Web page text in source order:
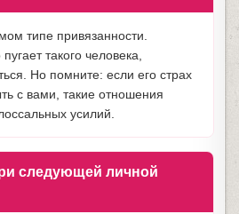
типе привязанности.
такого человека,
Но помните: если его страх
с вами, такие отношения
усилий.
следующей личной